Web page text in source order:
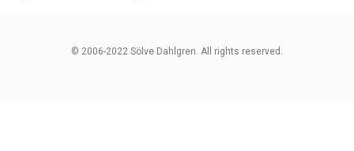
© 2006-2022 Sölve Dahlgren. All rights reserved.